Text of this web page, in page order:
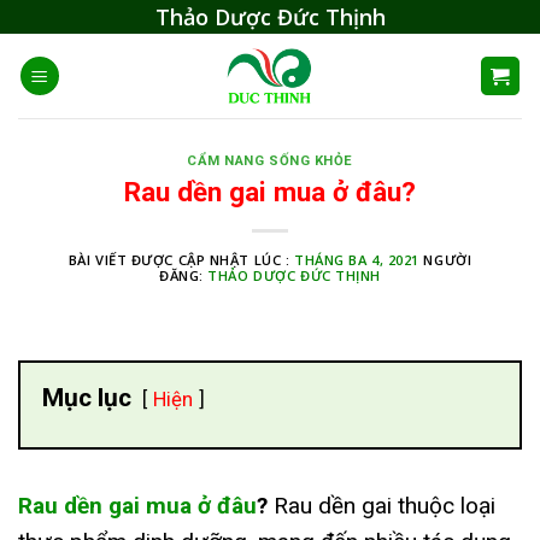
content
Thảo Dược Đức Thịnh
CẨM NANG SỐNG KHỎE
Rau dền gai mua ở đâu?
BÀI VIẾT ĐƯỢC CẬP NHẬT LÚC : THÁNG BA 4, 2021 NGƯỜI
ĐĂNG: THẢO DƯỢC ĐỨC THỊNH
Mục lục Hiện
Rau dền gai mua ở đâu? Rau dền gai thuộc loại